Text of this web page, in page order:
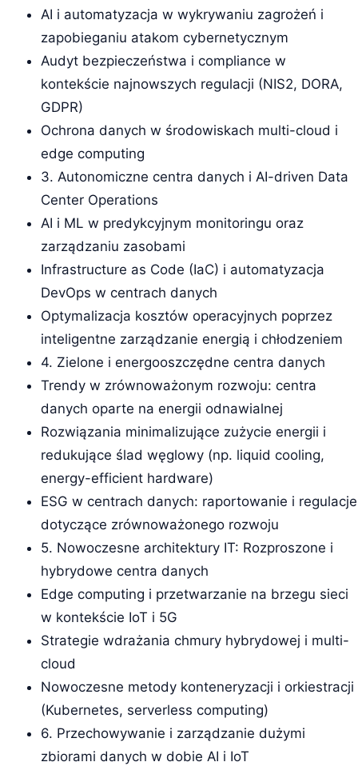
AI i automatyzacja w wykrywaniu zagrożeń i
zapobieganiu atakom cybernetycznym
Audyt bezpieczeństwa i compliance w
kontekście najnowszych regulacji (NIS2, DORA,
GDPR)
Ochrona danych w środowiskach multi-cloud i
edge computing
3. Autonomiczne centra danych i AI-driven Data
Center Operations
AI i ML w predykcyjnym monitoringu oraz
zarządzaniu zasobami
Infrastructure as Code (IaC) i automatyzacja
DevOps w centrach danych
Optymalizacja kosztów operacyjnych poprzez
inteligentne zarządzanie energią i chłodzeniem
4. Zielone i energooszczędne centra danych
Trendy w zrównoważonym rozwoju: centra
danych oparte na energii odnawialnej
Rozwiązania minimalizujące zużycie energii i
redukujące ślad węglowy (np. liquid cooling,
energy-efficient hardware)
ESG w centrach danych: raportowanie i regulacje
dotyczące zrównoważonego rozwoju
5. Nowoczesne architektury IT: Rozproszone i
hybrydowe centra danych
Edge computing i przetwarzanie na brzegu sieci
w kontekście IoT i 5G
Strategie wdrażania chmury hybrydowej i multi-
cloud
Nowoczesne metody konteneryzacji i orkiestracji
(Kubernetes, serverless computing)
6. Przechowywanie i zarządzanie dużymi
zbiorami danych w dobie AI i IoT